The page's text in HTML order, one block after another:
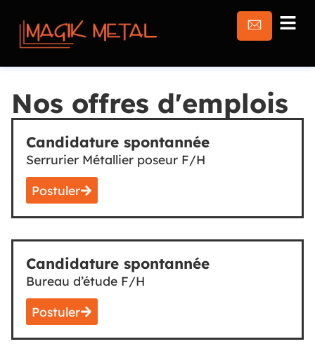
Nos offres d'emplois
Candidature spontannée
Serrurier Métallier poseur F/H
Postuler
Candidature spontannée
Bureau d’étude F/H
Postuler